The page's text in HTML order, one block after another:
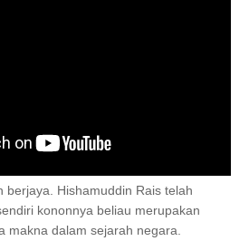
berjaya. Hishamuddin Rais telah
kononnya beliau merupakan
makna dalam sejarah negara.